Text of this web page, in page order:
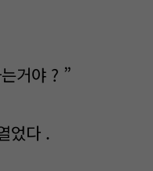
거야 ? ”
었다 .